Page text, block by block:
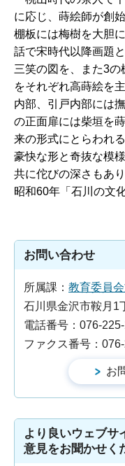
に応じ、蒔絵師が創
棚板には梅樹を大胆
話で宋時代以降画題
三笑の図を、また3
をそれぞれ高蒔絵を
内部、引戸内部には
の正面扉には柴垣を
来の形式にとらわれ
豪快な形と奇抜な模
共に佗びの深さもあ
昭和60年「石川の文
お問い合わせ
所属課： 教育委員
石川県金沢市鞍月1
電話番号：076-
ファクス番号：
より良いウェブサ
意見をお聞かせく